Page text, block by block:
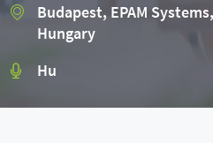
Budapest, EPAM
Hungary
Hu